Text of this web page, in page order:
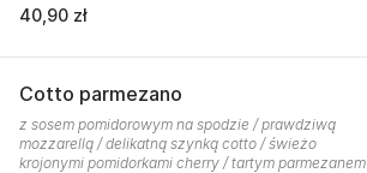
40,90 zł
Cotto parmezano
z sosem pomidorowym na spodzie / prawdziwą
mozzarellą / delikatną szynką cotto / świeżo
krojonymi pomidorkami cherry / tartym parmezanem